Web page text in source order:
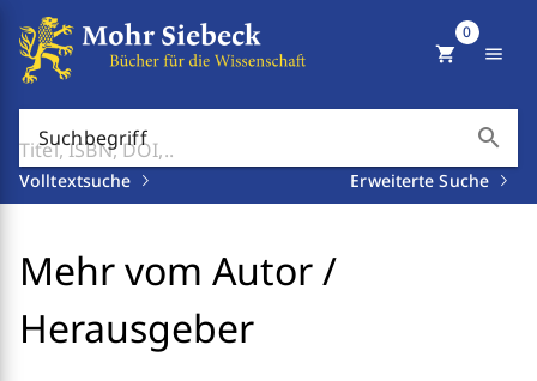
Suchbegriff search
Volltextsuche Erweiterte Suche
shopping_cart
0
menu
Mehr vom Autor /
Herausgeber